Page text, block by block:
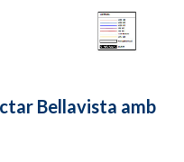
Bellavista amb